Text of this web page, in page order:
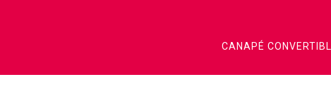
CANAPÉ